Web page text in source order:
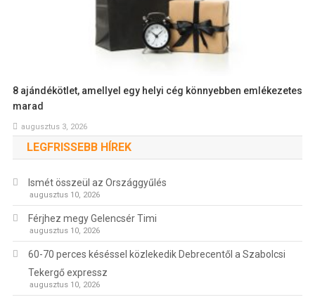
8 ajándékötlet, amellyel egy helyi cég könnyebben emlékezetes
marad
augusztus 3, 2026
LEGFRISSEBB HÍREK
Ismét összeül az Országgyűlés
augusztus 10, 2026
Férjhez megy Gelencsér Timi
augusztus 10, 2026
60-70 perces késéssel közlekedik Debrecentől a Szabolcsi
Tekergő expressz
augusztus 10, 2026